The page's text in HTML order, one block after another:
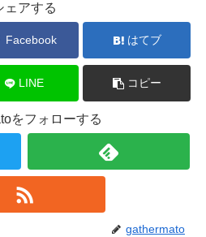
ェアする
Facebook はてブ
LINE コピー
をフォローする
gathermato